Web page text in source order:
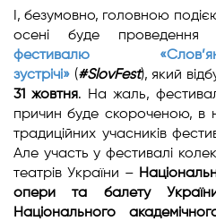
І, безумовно, головною
осені буде
фестивалю
зустрічі» (#SlovFest), який
31 жовтня. На жаль,
причин буде скороченою, в
традиційних учасників
Але участь у фестивалі
театрів України –
опери та балету
Національного